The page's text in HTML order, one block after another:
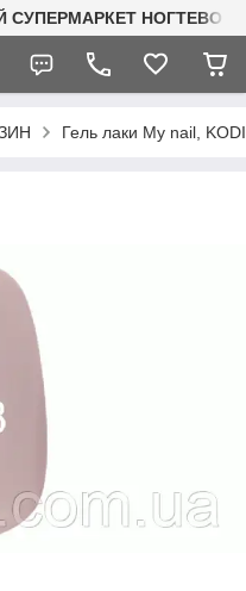
Гель лаки My nail,